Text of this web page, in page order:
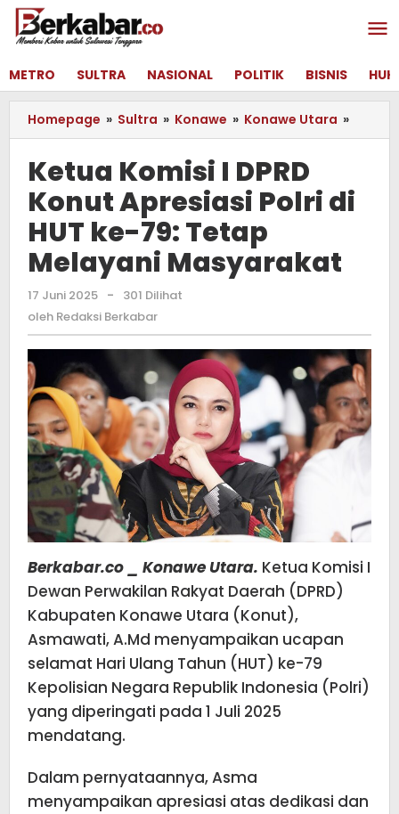
Lewati
konten
METRO
SULTRA NASIONAL POLITIK BISNIS
Homepage » Sultra » Konawe » Konawe Utara »
Komisi
Konut
Ketua Komisi I DPRD
Konut Apresiasi Polri di
HUT ke-79: Tetap
Melayani Masyarakat
17 Juni 2025 oleh
Redaksi
-
301 Dilihat
oleh Redaksi Berkabar
Berkabar.co _ Konawe Utara. Ketua Komisi I
Dewan Perwakilan Rakyat Daerah (DPRD)
Kabupaten Konawe Utara (Konut),
Asmawati, A.Md menyampaikan ucapan
selamat Hari Ulang Tahun (HUT) ke-79
Kepolisian Negara Republik Indonesia (Polri)
yang diperingati pada 1 Juli 2025
mendatang.
Dalam pernyataannya, Asma
menyampaikan apresiasi atas dedikasi dan